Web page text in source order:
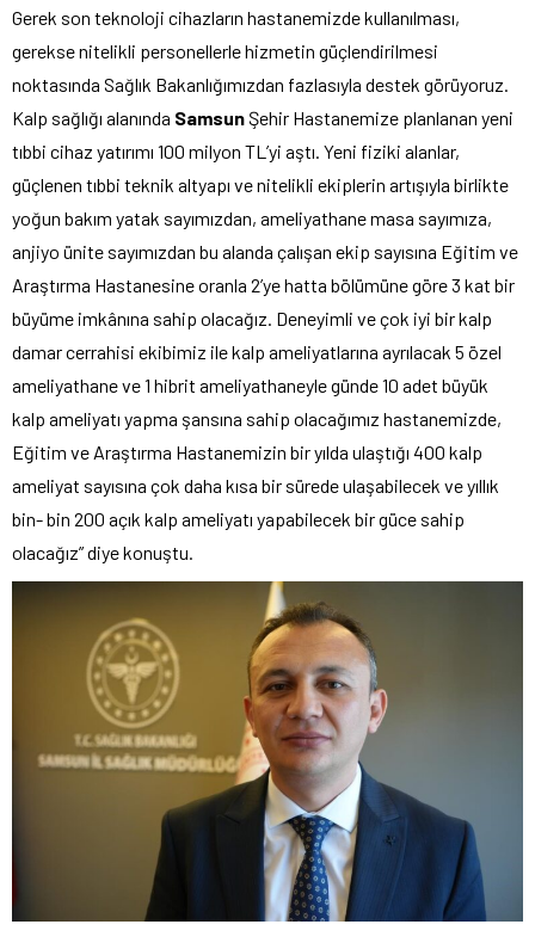
Gerek son teknoloji cihazların hastanemizde kullanılması,
gerekse nitelikli personellerle hizmetin güçlendirilmesi
noktasında Sağlık Bakanlığımızdan fazlasıyla destek görüyoruz.
Kalp sağlığı alanında SamsunŞehir Hastanemize planlanan yeni
tıbbi cihaz yatırımı 100 milyon TL’yi aştı. Yeni fiziki alanlar,
güçlenen tıbbi teknik altyapı ve nitelikli ekiplerin artışıyla birlikte
yoğun bakım yatak sayımızdan, ameliyathane masa sayımıza,
anjiyo ünite sayımızdan bu alanda çalışan ekip sayısına Eğitim ve
Araştırma Hastanesine oranla 2’ye hatta bölümüne göre 3 kat bir
büyüme imkânına sahip olacağız. Deneyimli ve çok iyi bir kalp
damar cerrahisi ekibimiz ile kalp ameliyatlarına ayrılacak 5 özel
ameliyathane ve 1 hibrit ameliyathaneyle günde 10 adet büyük
kalp ameliyatı yapma şansına sahip olacağımız hastanemizde,
Eğitim ve Araştırma Hastanemizin bir yılda ulaştığı 400 kalp
ameliyat sayısına çok daha kısa bir sürede ulaşabilecek ve yıllık
bin- bin 200 açık kalp ameliyatı yapabilecek bir güce sahip
olacağız” diye konuştu.